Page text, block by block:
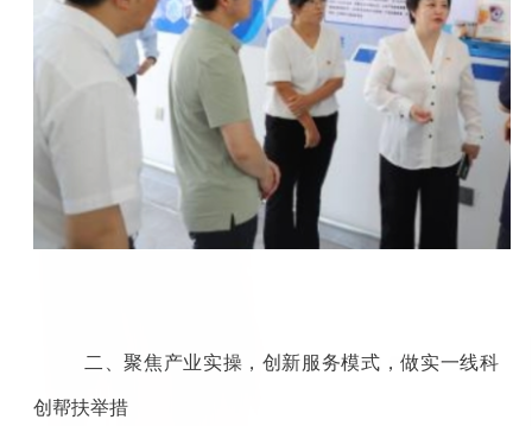
二、聚焦产业实操，创新服务模式，做实一线科
创帮扶举措